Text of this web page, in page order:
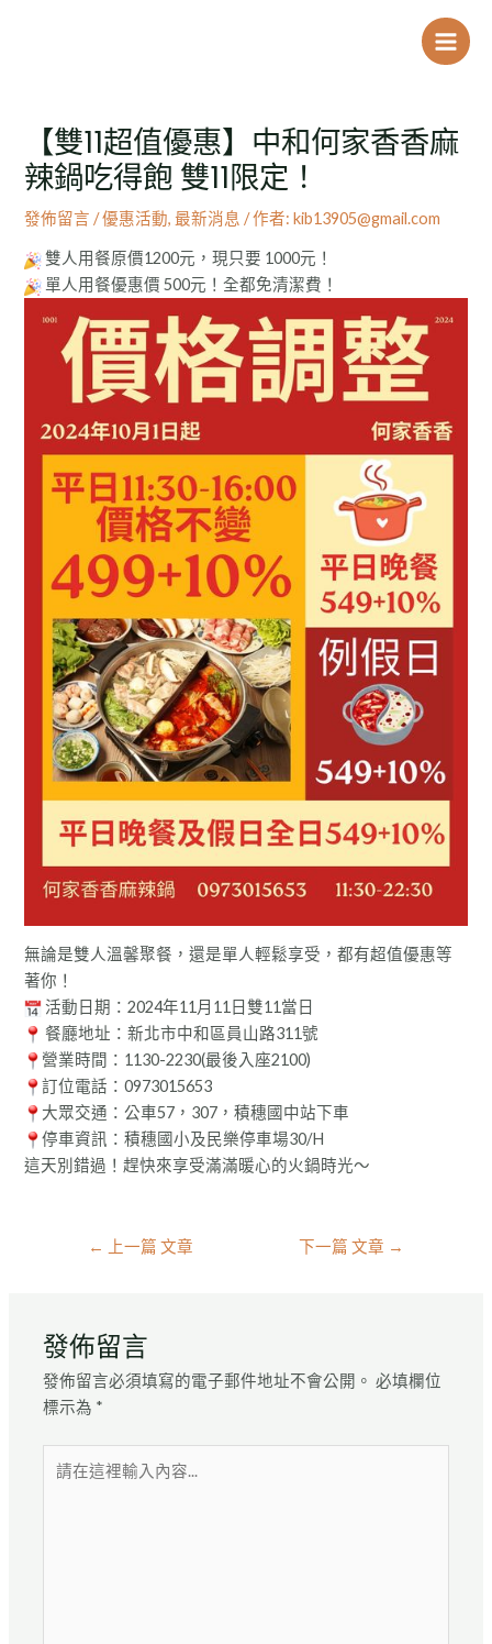
Main
【雙11超值優惠】中和何家香香麻
辣鍋吃得飽 雙11限定！
發佈留言 /優惠活動,最新消息 / 作者:kib13905@gmail.com
雙人用餐原價1200元，現只要 1000元！
單人用餐優惠價 500元！全都免清潔費！
無論是雙人溫馨聚餐，還是單人輕鬆享受，都有超值優惠等
著你！
活動日期：2024年11月11日雙11當日
餐廳地址：新北市中和區員山路311號
營業時間：1130-2230(最後入座2100)
訂位電話：0973015653
大眾交通：公車57，307，積穗國中站下車
停車資訊：積穗國小及民樂停車場30/H
這天別錯過！趕快來享受滿滿暖心的火鍋時光～
← 上一篇 文章 下一篇 文章 →
發佈留言
發佈留言必須填寫的電子郵件地址不會公開。 必填欄位
標示為 *
在